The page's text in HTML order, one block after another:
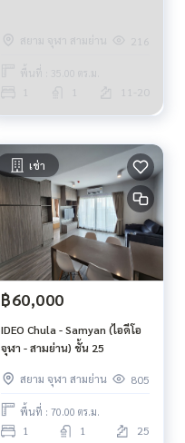
สยาม จุฬา สามย่าน 216
พื้นที่ : 35.00 ตร.ม.
11-20
เช่า
฿60,000
IDEO Chula - Samyan (ไอดีโอ
จุฬา - สามย่าน) ชั้น 25
สยาม จุฬา สามย่าน 805
พื้นที่ : 70.00 ตร.ม.
1 1 25